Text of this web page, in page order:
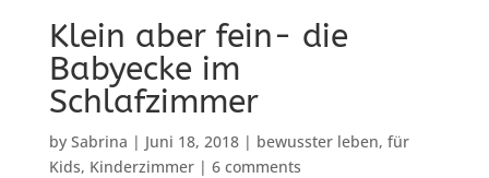
Klein aber fein- die
Babyecke im
Schlafzimmer
by Sabrina | Juni 18, 2018| bewusster leben, für
Kids, Kinderzimmer| 6 comments